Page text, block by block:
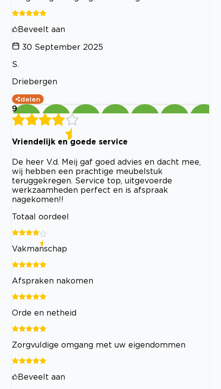
Beveelt aan
30 September 2025
S.
Driebergen
delen
9
Vriendelijk en goede service
De heer V.d. Meij gaf goed advies en dacht mee,
wij hebben een prachtige meubelstuk
teruggekregen. Service top, uitgevoerde
werkzaamheden perfect en is afspraak
nagekomen!!
Totaal oordeel
Vakmanschap
Afspraken nakomen
Orde en netheid
Zorgvuldige omgang met uw eigendommen
Beveelt aan